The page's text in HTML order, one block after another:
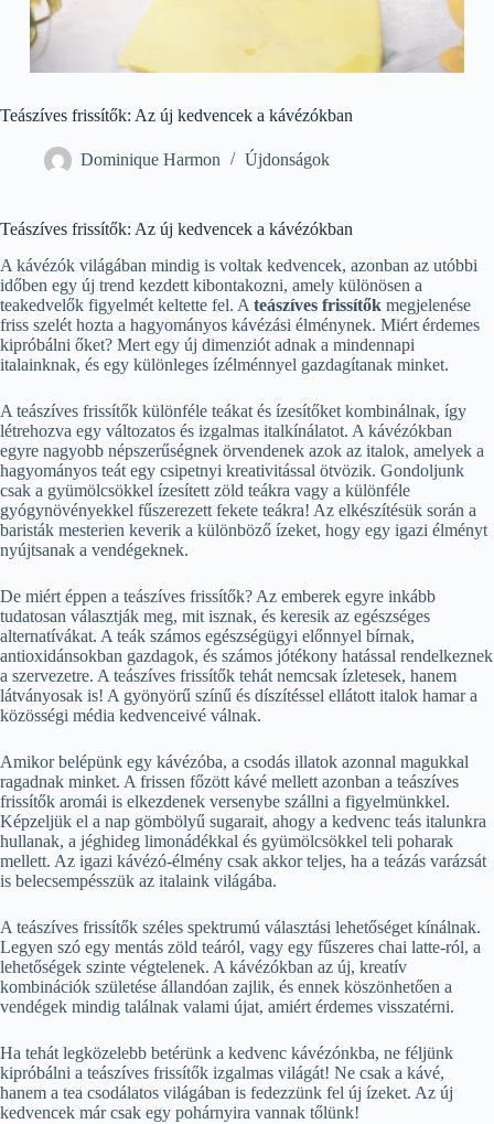
Teászíves frissítők: Az új kedvencek a kávézókban
Dominique Harmon Újdonságok
Teászíves frissítők: Az új kedvencek a kávézókban
A kávézók világában mindig is voltak kedvencek, azonban az utóbbi
időben egy új trend kezdett kibontakozni, amely különösen a
teakedvelők figyelmét keltette fel. A teászíves frissítők megjelenése
friss szelét hozta a hagyományos kávézási élménynek. Miért érdemes
kipróbálni őket? Mert egy új dimenziót adnak a mindennapi
italainknak, és egy különleges ízélménnyel gazdagítanak minket.
A teászíves frissítők különféle teákat és ízesítőket kombinálnak, így
létrehozva egy változatos és izgalmas italkínálatot. A kávézókban
egyre nagyobb népszerűségnek örvendenek azok az italok, amelyek a
hagyományos teát egy csipetnyi kreativitással ötvözik. Gondoljunk
csak a gyümölcsökkel ízesített zöld teákra vagy a különféle
gyógynövényekkel fűszerezett fekete teákra! Az elkészítésük során a
baristák mesterien keverik a különböző ízeket, hogy egy igazi élményt
nyújtsanak a vendégeknek.
De miért éppen a teászíves frissítők? Az emberek egyre inkább
tudatosan választják meg, mit isznak, és keresik az egészséges
alternatívákat. A teák számos egészségügyi előnnyel bírnak,
antioxidánsokban gazdagok, és számos jótékony hatással rendelkeznek
a szervezetre. A teászíves frissítők tehát nemcsak ízletesek, hanem
látványosak is! A gyönyörű színű és díszítéssel ellátott italok hamar a
közösségi média kedvenceivé válnak.
Amikor belépünk egy kávézóba, a csodás illatok azonnal magukkal
ragadnak minket. A frissen főzött kávé mellett azonban a teászíves
frissítők aromái is elkezdenek versenybe szállni a figyelmünkkel.
Képzeljük el a nap gömbölyű sugarait, ahogy a kedvenc teás italunkra
hullanak, a jéghideg limonádékkal és gyümölcsökkel teli poharak
mellett. Az igazi kávézó-élmény csak akkor teljes, ha a teázás varázsát
is belecsempésszük az italaink világába.
A teászíves frissítők széles spektrumú választási lehetőséget kínálnak.
Legyen szó egy mentás zöld teáról, vagy egy fűszeres chai latte-ról, a
lehetőségek szinte végtelenek. A kávézókban az új, kreatív
kombinációk születése állandóan zajlik, és ennek köszönhetően a
vendégek mindig találnak valami újat, amiért érdemes visszatérni.
Ha tehát legközelebb betérünk a kedvenc kávézónkba, ne féljünk
kipróbálni a teászíves frissítők izgalmas világát! Ne csak a kávé,
hanem a tea csodálatos világában is fedezzünk fel új ízeket. Az új
kedvencek már csak egy pohárnyira vannak tőlünk!